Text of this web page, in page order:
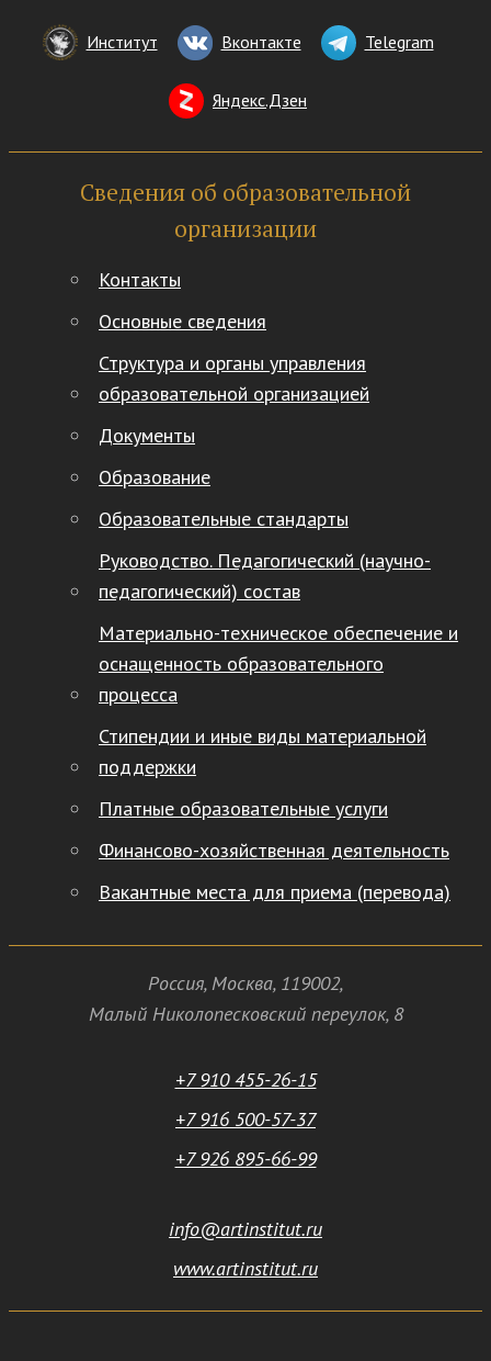
Институт Вконтакте Telegram
Яндекс.Дзен
Сведения об образовательной
организации
Контакты
Основные сведения
Структура и органы управления
образовательной организацией
Документы
Образование
Образовательные стандарты
Руководство. Педагогический (научно-
педагогический) состав
Материально-техническое обеспечение и
оснащенность образовательного
процесса
Стипендии и иные виды материальной
поддержки
Платные образовательные услуги
Финансово-хозяйственная деятельность
Вакантные места для приема (перевода)
Россия, Москва, 119002,
Малый Николопесковский переулок,8
+7 910 455-26-15
+7 916 500-57-37
+7 926 895-66-99
info@artinstitut.ru
www.artinstitut.ru